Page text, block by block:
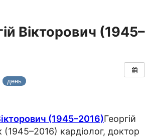
Вікторович (1945–
день
Георгій
(1945–2016) кардіолог, доктор